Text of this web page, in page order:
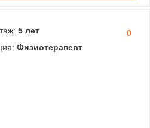
0
5 лет
Физиотерапевт